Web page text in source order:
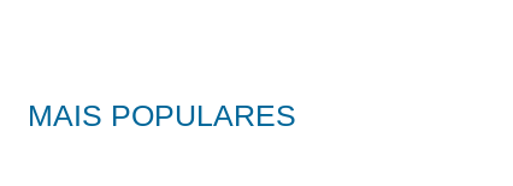
MAIS POPULARES